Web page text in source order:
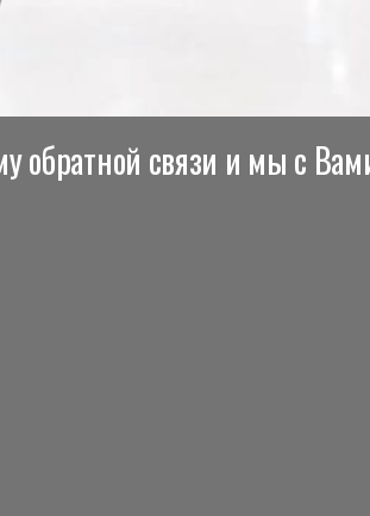
обратной связи и мы с